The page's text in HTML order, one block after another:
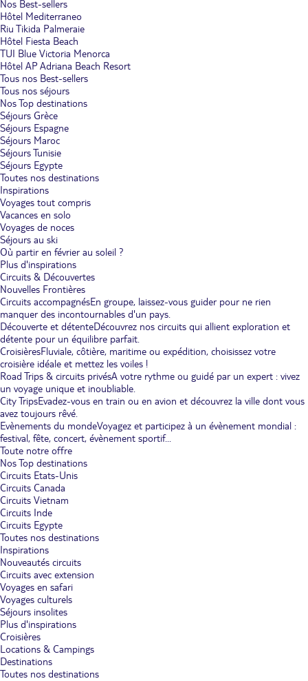
Nos Best-sellers
Hôtel Mediterraneo
Riu Tikida Palmeraie
Hôtel Fiesta Beach
TUI Blue Victoria Menorca
Hôtel AP Adriana Beach Resort
Tous nos Best-sellers
Tous nos séjours
Nos Top destinations
Séjours Grèce
Séjours Espagne
Séjours Maroc
Séjours Tunisie
Séjours Egypte
Toutes nos destinations
Inspirations
Voyages tout compris
Vacances en solo
Voyages de noces
Séjours au ski
Où partir en février au soleil ?
Plus d'inspirations
Circuits & Découvertes
Nouvelles Frontières
Circuits accompagnésEn groupe, laissez-vous guider pour ne rien
manquer des incontournables d'un pays.
Découverte et détenteDécouvrez nos circuits qui allient exploration et
détente pour un équilibre parfait.
CroisièresFluviale, côtière, maritime ou expédition, choisissez votre
croisière idéale et mettez les voiles !
Road Trips & circuits privésA votre rythme ou guidé par un expert : vivez
un voyage unique et inoubliable.
City TripsEvadez-vous en train ou en avion et découvrez la ville dont vous
avez toujours rêvé.
Evènements du mondeVoyagez et participez à un évènement mondial :
festival, fête, concert, évènement sportif...
Toute notre offre
Nos Top destinations
Circuits Etats-Unis
Circuits Canada
Circuits Vietnam
Circuits Inde
Circuits Egypte
Toutes nos destinations
Inspirations
Nouveautés circuits
Circuits avec extension
Voyages en safari
Voyages culturels
Séjours insolites
Plus d'inspirations
Croisières
Locations & Campings
Destinations
Toutes nos destinations